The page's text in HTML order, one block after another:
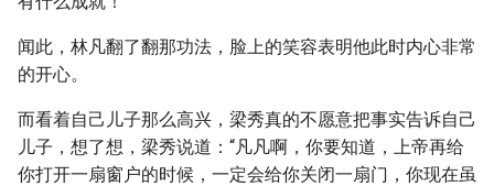
闻此，林凡翻了翻那功法，脸上的笑容表明他此时内心非常
的开心。
而看着自己儿子那么高兴，梁秀真的不愿意把事实告诉自己
儿子，想了想，梁秀说道：“凡凡啊，你要知道，上帝再给
你打开一扇窗户的时候，一定会给你关闭一扇门，你现在虽